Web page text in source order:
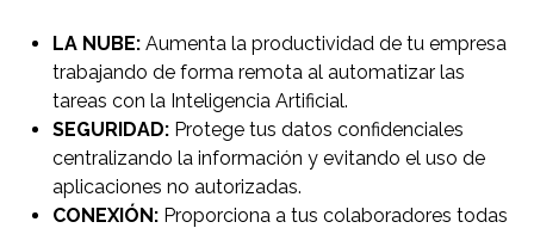
LA NUBE: Aumenta la productividad de tu empresa
trabajando de forma remota al automatizar las
tareas con la Inteligencia Artificial.
SEGURIDAD: Protege tus datos confidenciales
centralizando la información y evitando el uso de
aplicaciones no autorizadas.
CONEXIÓN: Proporciona a tus colaboradores todas